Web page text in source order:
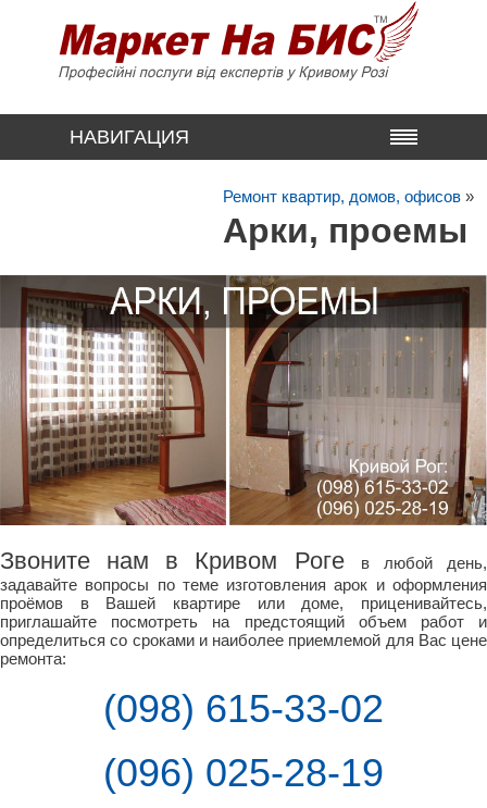
НАВИГАЦИЯ
Ремонт квартир, домов, офисов »
Арки, проемы
Звоните нам в Кривом Роге
в любой день,
задавайте вопросы по теме изготовления арок и оформления
проёмов в Вашей квартире или доме, приценивайтесь,
приглашайте посмотреть на предстоящий объем работ и
определиться со сроками и наиболее приемлемой для Вас цене
ремонта:
(098) 615-33-02
(096) 025-28-19